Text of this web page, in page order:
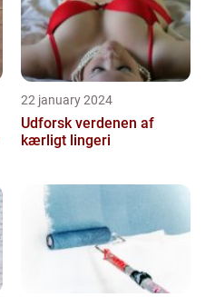
22 january 2024
Udforsk verdenen af
kærligt lingeri